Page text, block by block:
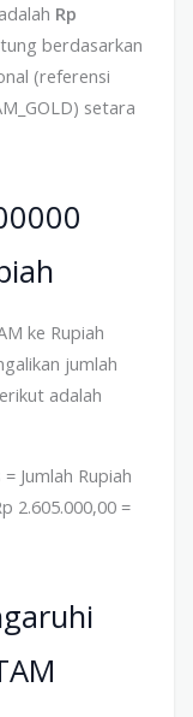
Rp
berdasarkan
(referensi
setara
ke Rupiah
jumlah
adalah
Jumlah Rupiah
2.605.000,00 =